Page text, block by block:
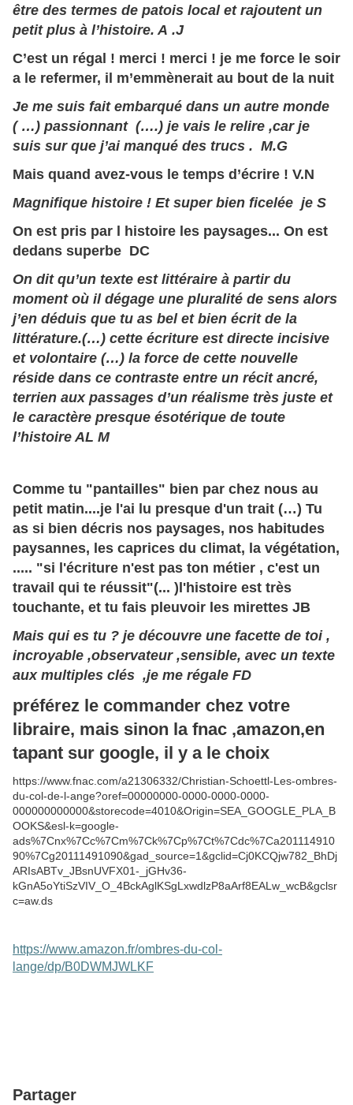
être des termes de patois local et rajoutent un
petit plus à l’histoire. A .J
C’est un régal ! merci ! merci ! je me force le soir
a le refermer, il m’emmènerait au bout de la nuit
Je me suis fait embarqué dans un autre monde
( …) passionnant (….) je vais le relire ,car je
suis sur que j’ai manqué des trucs . M.G
Mais quand avez-vous le temps d’écrire ! V.N
Magnifique histoire ! Et super bien ficelée je S
On est pris par l histoire les paysages... On est
dedans superbe DC
On dit qu’un texte est littéraire à partir du
moment où il dégage une pluralité de sens alors
j’en déduis que tu as bel et bien écrit de la
littérature.(…) cette écriture est directe incisive
et volontaire (…) la force de cette nouvelle
réside dans ce contraste entre un récit ancré,
terrien aux passages d’un réalisme très juste et
le caractère presque ésotérique de toute
l’histoire AL M
Comme tu "pantailles" bien par chez nous au
petit matin....je l'ai lu presque d'un trait (…) Tu
as si bien décris nos paysages, nos habitudes
paysannes, les caprices du climat, la végétation,
..... "si l'écriture n'est pas ton métier , c'est un
travail qui te réussit"(... )l'histoire est très
touchante, et tu fais pleuvoir les mirettes JB
Mais qui es tu ? je découvre une facette de toi ,
incroyable ,observateur ,sensible, avec un texte
aux multiples clés ,je me régale FD
préférez le commander chez votre
libraire, mais sinon la fnac ,amazon,en
tapant sur google, il y a le choix
https://www.fnac.com/a21306332/Christian-Schoettl-Les-ombres-
du-col-de-l-ange?oref=00000000-0000-0000-0000-
000000000000&storecode=4010&Origin=SEA_GOOGLE_PLA_B
OOKS&esl-k=google-
ads%7Cnx%7Cc%7Cm%7Ck%7Cp%7Ct%7Cdc%7Ca201114910
90%7Cg20111491090&gad_source=1&gclid=Cj0KCQjw782_BhDj
ARIsABTv_JBsnUVFX01-_jGHv36-
kGnA5oYtiSzVIV_O_4BckAglKSgLxwdlzP8aArf8EALw_wcB&gclsr
c=aw.ds
https://www.amazon.fr/ombres-du-col-
lange/dp/B0DWMJWLKF
Partager